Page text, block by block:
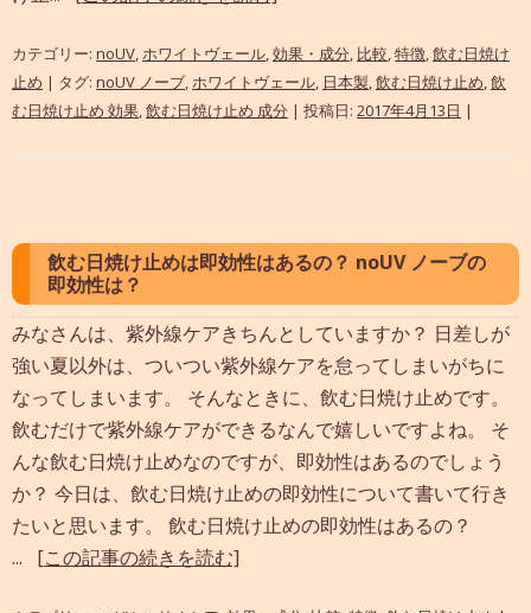
カテゴリー: noUV,ホワイトヴェール,効果・成分, 比較,特徴,飲む日焼け
止め | タグ: noUV ノーブ,ホワイトヴェール, 日本製,飲む日焼け止め,飲
む日焼け止め 効果,飲む日焼け止め 成分 | 投稿日: 2017年4月13日 |
飲む日焼け止めは即効性はあるの？ noUV ノーブの
即効性は？
みなさんは、紫外線ケアきちんとしていますか？ 日差しが
強い夏以外は、ついつい紫外線ケアを怠ってしまいがちに
なってしまいます。 そんなときに、飲む日焼け止めです。
飲むだけで紫外線ケアができるなんで嬉しいですよね。 そ
んな飲む日焼け止めなのですが、即効性はあるのでしょう
か？ 今日は、飲む日焼け止めの即効性について書いて行き
たいと思います。 飲む日焼け止めの即効性はあるの？
... [この記事の続きを読む]